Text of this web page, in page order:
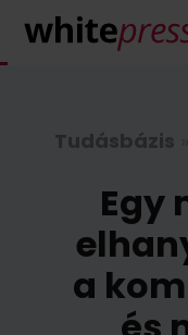
Tudásbázis
Egy
a